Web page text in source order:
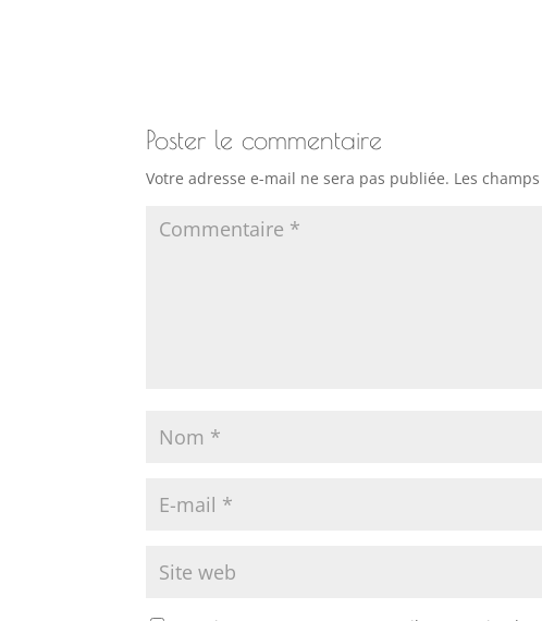
Poster le commentaire
Votre adresse e-mail ne sera pas publiée. Les